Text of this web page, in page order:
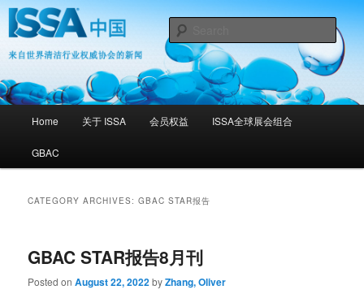
Skip
primary
content
Skip
secondary
content ISSA 中国
ISSA 中国 – 来自世界清洁行业权威协会的新闻
Home 关于 ISSA 会员权益 ISSA全球展会组合
GBAC
CATEGORY ARCHIVES:GBAC STAR报告
GBAC STAR报告8月刊
Posted onAugust 22, 2022byZhang, Oliver